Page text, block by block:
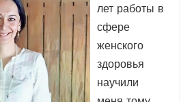
лет работы в
сфере
женского
здоровья
научили